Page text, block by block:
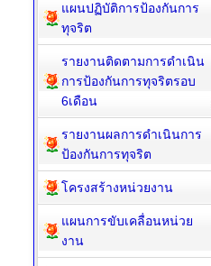
แผนปฏิบัติการป้องกันการ
ทุจริต
รายงานติดตามการดำเนิน
การป้องกันการทุจริตรอบ
6เดือน
รายงานผลการดำเนินการ
ป้องกันการทุจริต
โครงสร้างหน่วยงาน
แผนการขับเคลื่อนหน่วย
งาน